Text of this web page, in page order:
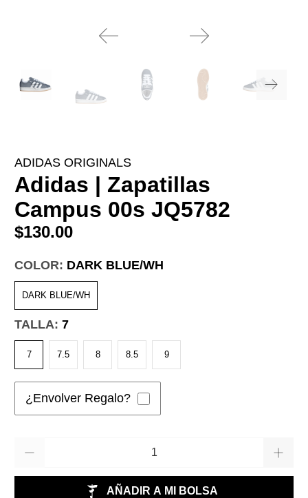
ADIDAS ORIGINALS
Adidas | Zapatillas
Campus 00s JQ5782
$130.00
COLOR: DARK BLUE/WH
DARK BLUE/WH
TALLA:7
7 7.5 8 8.5 9
¿Envolver Regalo?
AÑADIR A MI BOLSA